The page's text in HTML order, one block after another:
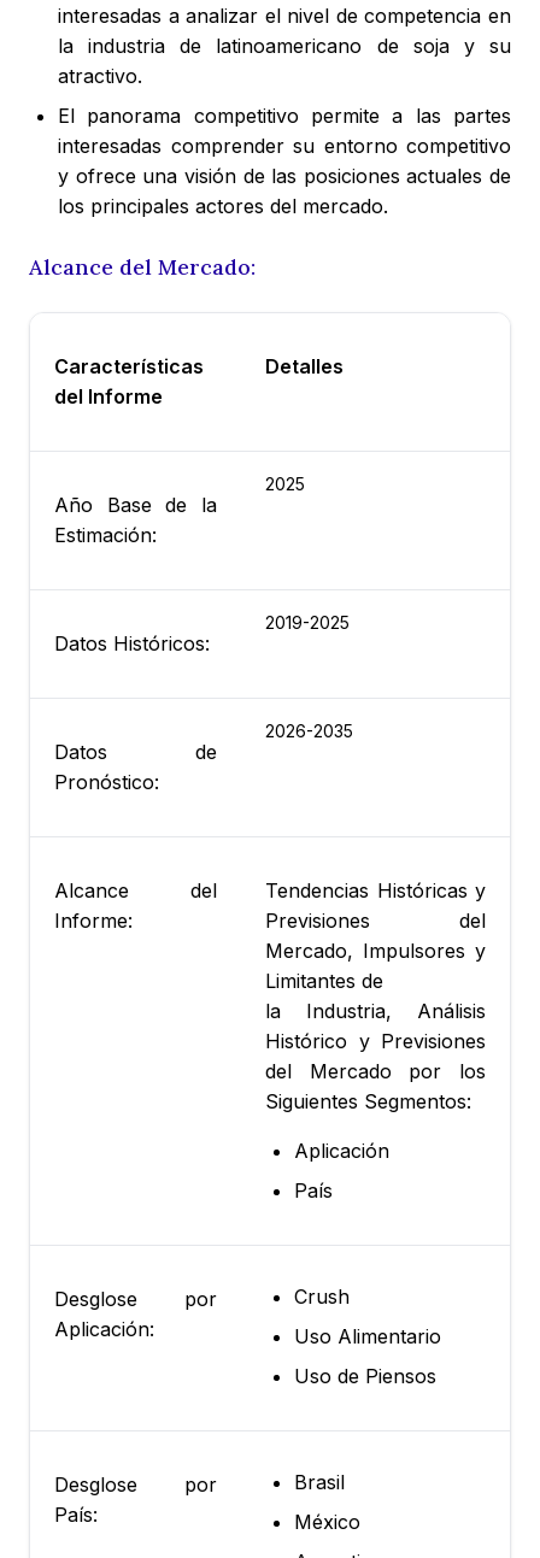
interesadas a analizar el nivel de competencia en
la industria de latinoamericano de soja y su
atractivo.
El panorama competitivo permite a las partes
interesadas comprender su entorno competitivo
y ofrece una visión de las posiciones actuales de
los principales actores del mercado.
Alcance del Mercado:
Características
del Informe
Detalles
Año Base de la
Estimación:
2025
Datos Históricos:
2019-2025
Datos de
Pronóstico:
2026-2035
Alcance del
Informe:
Tendencias Históricas y
Previsiones del
Mercado, Impulsores y
Limitantes de
la Industria, Análisis
Histórico y Previsiones
del Mercado por los
Siguientes Segmentos:
Aplicación
País
Desglose por
Aplicación:
Crush
Uso Alimentario
Uso de Piensos
Desglose por
País:
Brasil
México